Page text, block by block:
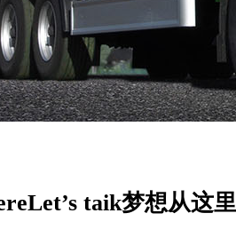
Let’s taik梦想从这